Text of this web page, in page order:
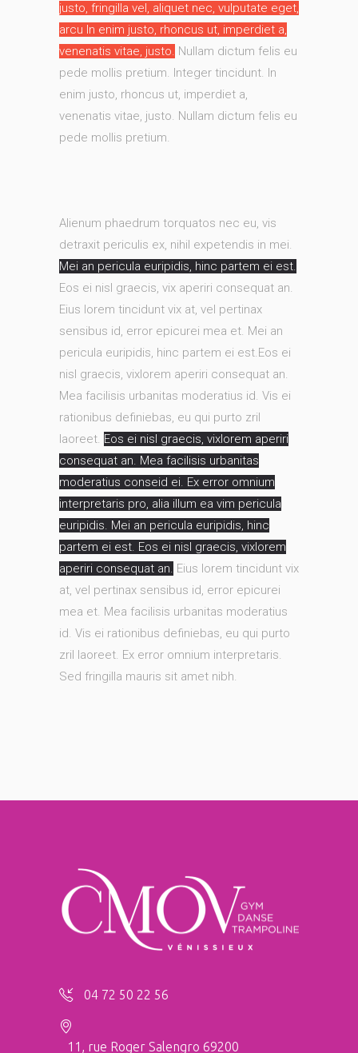
justo, fringilla vel, aliquet nec, vulputate eget,
arcu In enim justo, rhoncus ut, imperdiet a,
venenatis vitae, justo. Nullam dictum felis eu
pede mollis pretium. Integer tincidunt. In
enim justo, rhoncus ut, imperdiet a,
venenatis vitae, justo. Nullam dictum felis eu
pede mollis pretium.
Alienum phaedrum torquatos nec eu, vis
detraxit periculis ex, nihil expetendis in mei.
Mei an pericula euripidis, hinc partem ei est.
Eos ei nisl graecis, vix aperiri consequat an.
Eius lorem tincidunt vix at, vel pertinax
sensibus id, error epicurei mea et. Mei an
pericula euripidis, hinc partem ei est.Eos ei
nisl graecis, vixlorem aperiri consequat an.
Mea facilisis urbanitas moderatius id. Vis ei
rationibus definiebas, eu qui purto zril
laoreet. Eos ei nisl graecis, vixlorem aperiri
consequat an. Mea facilisis urbanitas
moderatius conseid ei. Ex error omnium
interpretaris pro, alia illum ea vim pericula
euripidis. Mei an pericula euripidis, hinc
partem ei est. Eos ei nisl graecis, vixlorem
aperiri consequat an. Eius lorem tincidunt vix
at, vel pertinax sensibus id, error epicurei
mea et. Mea facilisis urbanitas moderatius
id. Vis ei rationibus definiebas, eu qui purto
zril laoreet. Ex error omnium interpretaris.
Sed fringilla mauris sit amet nibh.
04 72 50 22 56
11, rue Roger Salengro 69200